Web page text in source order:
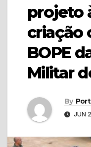
projeto
criação
BOPE
Militar
By
JUN